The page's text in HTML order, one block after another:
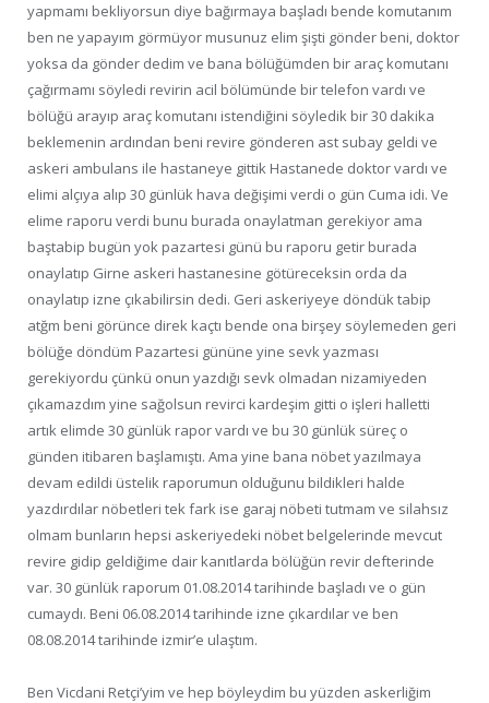
yapmamı bekliyorsun diye bağırmaya başladı bende komutanım
ben ne yapayım görmüyor musunuz elim şişti gönder beni, doktor
yoksa da gönder dedim ve bana bölüğümden bir araç komutanı
çağırmamı söyledi revirin acil bölümünde bir telefon vardı ve
bölüğü arayıp araç komutanı istendiğini söyledik bir 30 dakika
beklemenin ardından beni revire gönderen ast subay geldi ve
askeri ambulans ile hastaneye gittik Hastanede doktor vardı ve
elimi alçıya alıp 30 günlük hava değişimi verdi o gün Cuma idi. Ve
elime raporu verdi bunu burada onaylatman gerekiyor ama
baştabip bugün yok pazartesi günü bu raporu getir burada
onaylatıp Girne askeri hastanesine götüreceksin orda da
onaylatıp izne çıkabilirsin dedi. Geri askeriyeye döndük tabip
atğm beni görünce direk kaçtı bende ona birşey söylemeden geri
bölüğe döndüm Pazartesi gününe yine sevk yazması
gerekiyordu çünkü onun yazdığı sevk olmadan nizamiyeden
çıkamazdım yine sağolsun revirci kardeşim gitti o işleri halletti
artık elimde 30 günlük rapor vardı ve bu 30 günlük süreç o
günden itibaren başlamıştı. Ama yine bana nöbet yazılmaya
devam edildi üstelik raporumun olduğunu bildikleri halde
yazdırdılar nöbetleri tek fark ise garaj nöbeti tutmam ve silahsız
olmam bunların hepsi askeriyedeki nöbet belgelerinde mevcut
revire gidip geldiğime dair kanıtlarda bölüğün revir defterinde
var. 30 günlük raporum 01.08.2014 tarihinde başladı ve o gün
cumaydı. Beni 06.08.2014 tarihinde izne çıkardılar ve ben
08.08.2014 tarihinde izmir’e ulaştım.
Ben Vicdani Retçi’yim ve hep böyleydim bu yüzden askerliğim